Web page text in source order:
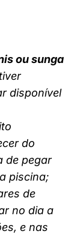
ou sunga
disponível
do
de pegar
piscina;
de
no dia a
e nas